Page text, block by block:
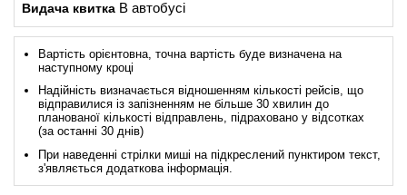
Видача квитка В автобусі
Вартість орієнтовна, точна вартість буде визначена на
наступному кроці
Надійність визначається відношенням кількості рейсів, що
відправилися із запізненням не більше 30 хвилин до
планованої кількості відправлень, підраховано у відсотках
(за останні 30 днів)
При наведенні стрілки миші на підкреслений пунктиром текст,
з'являється додаткова інформація.